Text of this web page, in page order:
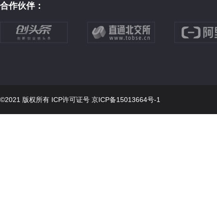
合作伙伴：
©2021 版权所有 ICP许可证号 京ICP备15013664号-1